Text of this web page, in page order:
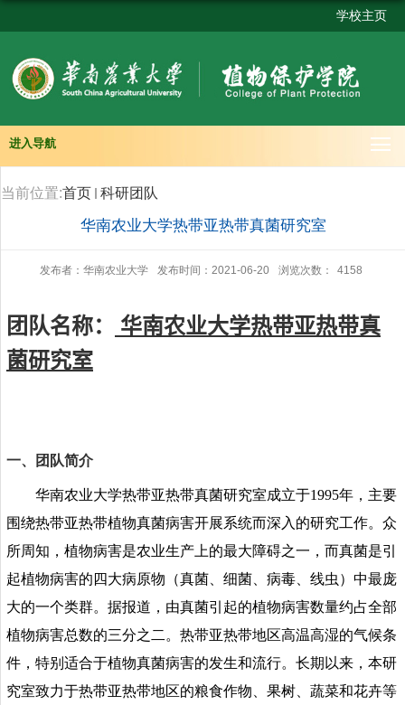
学校主页
进入导航
当前位置:首页 科研团队
华南农业大学热带亚热带真菌研究室
发布者：华南农业大学 发布时间：2021-06-20 浏览次数： 4158
团队名称：
华南农业大学热带亚热带真
菌研究室
一、团队简介
华南农业大学热带亚热带真菌研究室成立于1995年，主要
围绕热带亚热带植物真菌病害开展系统而深入的研究工作。众
所周知，植物病害是农业生产上的最大障碍之一，而真菌是引
起植物病害的四大病原物（真菌、细菌、病毒、线虫）中最庞
大的一个类群。据报道，由真菌引起的植物病害数量约占全部
植物病害总数的三分之二。热带亚热带地区高温高湿的气候条
件，特别适合于植物真菌病害的发生和流行。长期以来，本研
究室致力于热带亚热带地区的粮食作物、果树、蔬菜和花卉等